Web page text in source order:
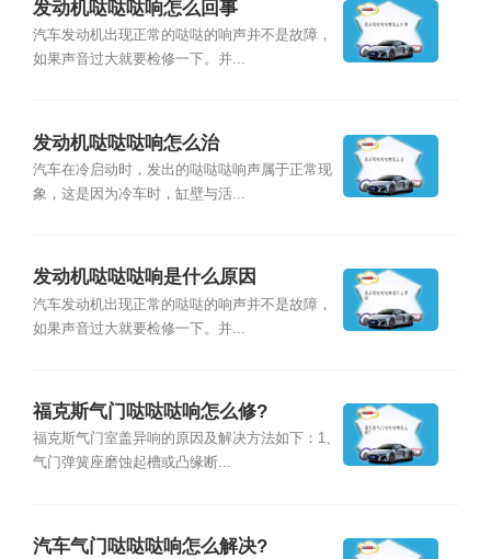
发动机哒哒哒响怎么回事
汽车发动机出现正常的哒哒的响声并不是故障，
如果声音过大就要检修一下。并...
发动机哒哒哒响怎么治
汽车在冷启动时，发出的哒哒哒响声属于正常现
象，这是因为冷车时，缸壁与活...
发动机哒哒哒响是什么原因
汽车发动机出现正常的哒哒的响声并不是故障，
如果声音过大就要检修一下。并...
福克斯气门哒哒哒响怎么修?
福克斯气门室盖异响的原因及解决方法如下：1、
气门弹簧座磨蚀起槽或凸缘断...
汽车气门哒哒哒响怎么解决?